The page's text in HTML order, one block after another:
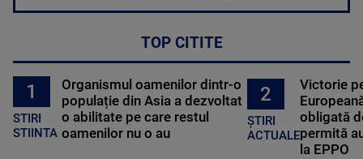
TOP CITITE
1
STIRI
STIINTA
Organismul oamenilor dintr-o
populație din Asia a dezvoltat
o abilitate pe care restul
oamenilor nu o au
2
ȘTIRI
ACTUALE
Victorie
obligată
permită
la EPPO